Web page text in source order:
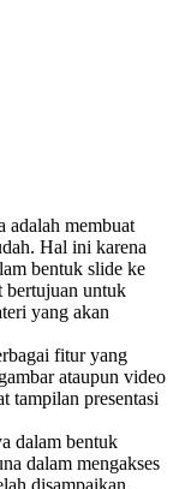
adalah membuat
Hal ini karena
bentuk slide ke
bertujuan untuk
yang akan
fitur yang
ataupun video
tampilan presentasi
dalam bentuk
dalam mengakses
disampaikan.